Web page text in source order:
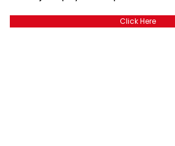
Click Here